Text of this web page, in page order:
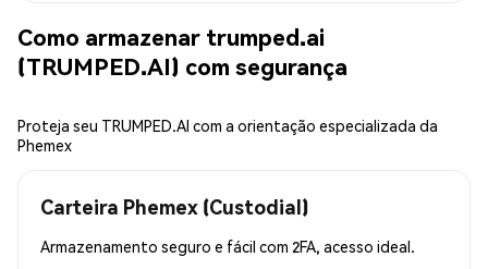
Como armazenar trumped.ai
(TRUMPED.AI) com segurança
Proteja seu TRUMPED.AI com a orientação especializada da
Phemex
Carteira Phemex (Custodial)
Armazenamento seguro e fácil com 2FA, acesso ideal.